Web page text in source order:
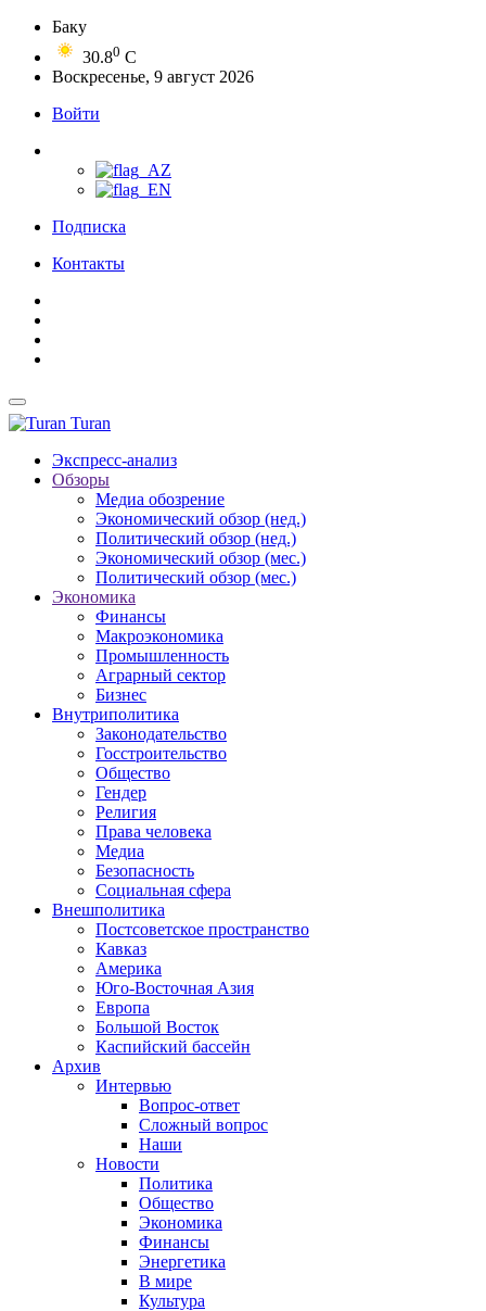
Баку
30.80 C
Воскресенье, 9 август 2026
Войти
Подписка
Контакты
Turan
Экспресс-анализ
Обзоры
Медиа обозрение
Экономический обзор (нед.)
Политический обзор (нед.)
Экономический обзор (мес.)
Политический обзор (мес.)
Экономика
Финансы
Макроэкономика
Промышленность
Аграрный сектор
Бизнес
Внутриполитика
Законодательство
Госстроительство
Общество
Гендер
Религия
Права человека
Медиа
Безопасность
Социальная сфера
Внешполитика
Постсоветское пространство
Кавказ
Америка
Юго-Восточная Азия
Европа
Большой Восток
Каспийский бассейн
Архив
Интервью
Вопрос-ответ
Сложный вопрос
Наши
Новости
Политика
Общество
Экономика
Финансы
Энергетика
В мире
Культура